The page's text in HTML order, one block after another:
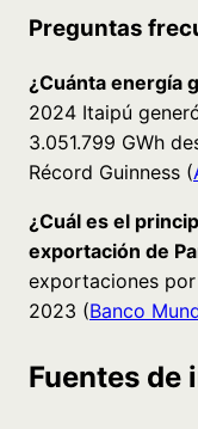
Preguntas
¿Cuánta energía
2024 Itaipú
3.051.799 GWh
Récord Guinness (
¿Cuál es el
exportación de
exportaciones
2023 (Banco
Fuentes de